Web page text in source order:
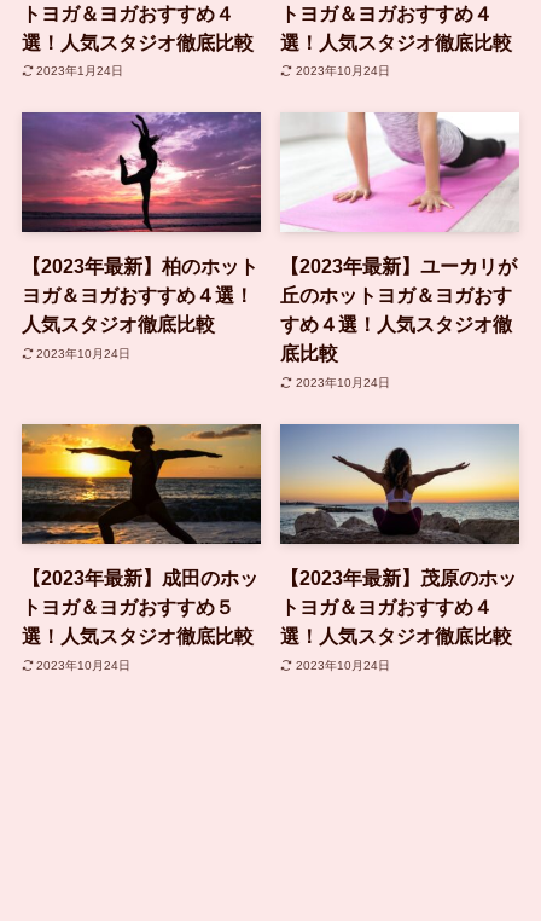
トヨガ＆ヨガおすすめ４
選！人気スタジオ徹底比較
2023年1月24日
トヨガ＆ヨガおすすめ４
選！人気スタジオ徹底比較
2023年10月24日
【2023年最新】柏のホット
ヨガ＆ヨガおすすめ４選！
人気スタジオ徹底比較
2023年10月24日
【2023年最新】ユーカリが
丘のホットヨガ＆ヨガおす
すめ４選！人気スタジオ徹
底比較
2023年10月24日
【2023年最新】成田のホッ
トヨガ＆ヨガおすすめ５
選！人気スタジオ徹底比較
2023年10月24日
【2023年最新】茂原のホッ
トヨガ＆ヨガおすすめ４
選！人気スタジオ徹底比較
2023年10月24日